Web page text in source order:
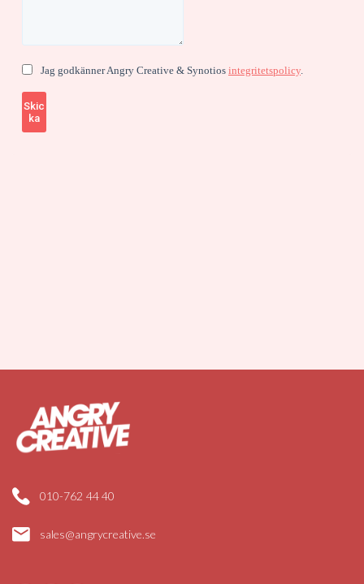
010-762 44 40
sales@angrycreative.se